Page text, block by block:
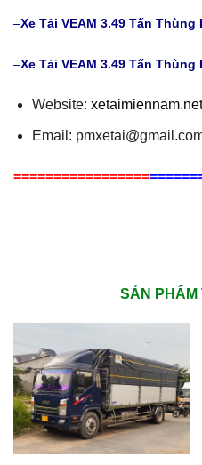
–Xe Tải VEAM 3.49 Tấn Thùng
–Xe Tải VEAM 3.49 Tấn Thùng
Website:
Email:
=======================
SẢN PHẨM